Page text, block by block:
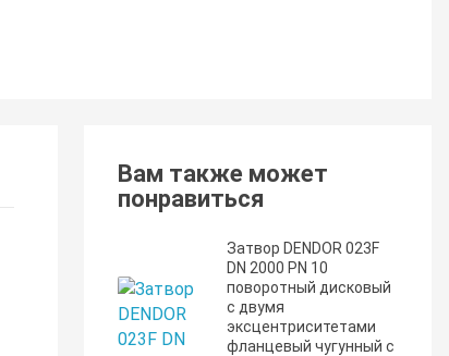
Вам также может
понравиться
Затвор DENDOR 023F
DN 2000 PN 10
поворотный дисковый
c двумя
эксцентриситетами
фланцевый чугунный с